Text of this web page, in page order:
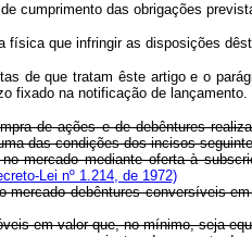
das obrigações
que infringir as disposições dêste
que tratam êste artigo e o
fixado na notificação de lançamento.
de ações e de debêntures
das condições dos incisos
mercado mediante oferta à
Lei nº 1.214, de 1972)
mercado debêntures conversíveis
em valor que, no mínimo, seja